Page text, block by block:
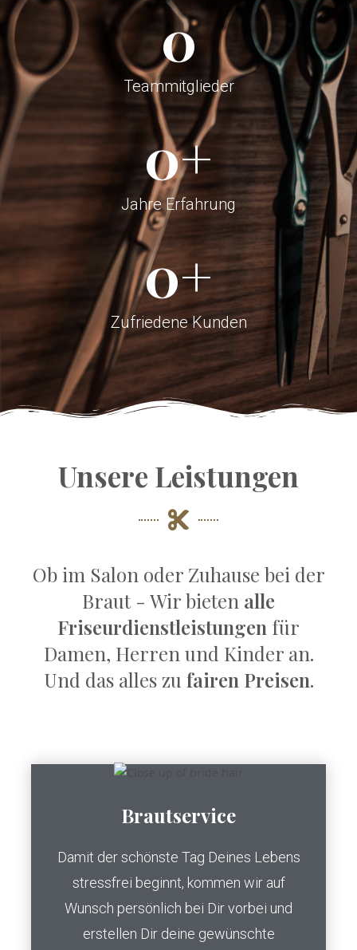
0
Teammitglieder
0+
Jahre Erfahrung
0+
Zufriedene Kunden
Unsere Leistungen
Ob im Salon oder Zuhause bei der
Braut - Wir bieten alle
Friseurdienstleistungen für
Damen, Herren und Kinder an.
Und das alles zu fairen Preisen.
Brautservice
Damit der schönste Tag Deines Lebens
stressfrei beginnt, kommen wir auf
Wunsch persönlich bei Dir vorbei und
erstellen Dir deine gewünschte